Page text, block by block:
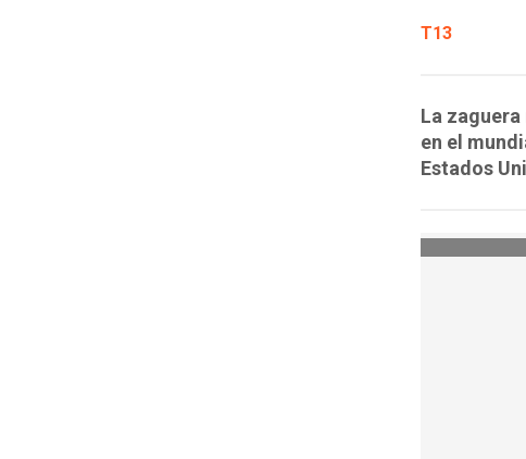
T13
La
en el
Estados